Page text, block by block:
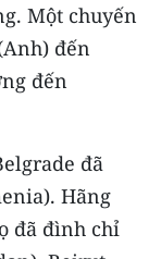
Một chuyến
đến
đến
đã
Hãng
đã đình chỉ